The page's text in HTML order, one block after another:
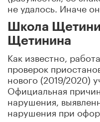
не удалось. Иначе
Школа
Щетинина
Как известно,
проверок
нового (2019/2020)
Официальная
нарушения,
нарушения при